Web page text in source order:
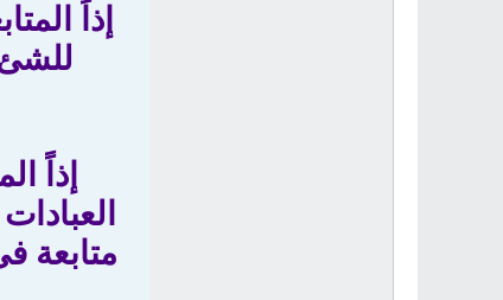
إذاً
إذاً
متابعة